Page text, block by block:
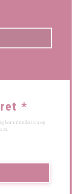
*
kommunikation og
os.